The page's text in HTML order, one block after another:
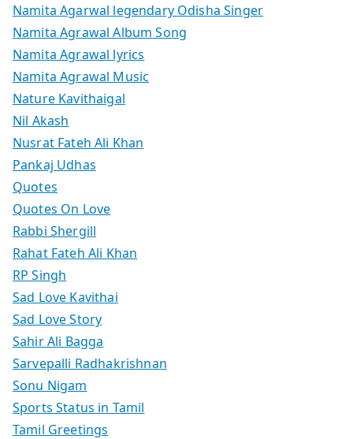
Namita Agarwal legendary Odisha Singer
Namita Agrawal Album Song
Namita Agrawal lyrics
Namita Agrawal Music
Nature Kavithaigal
Nil Akash
Nusrat Fateh Ali Khan
Pankaj Udhas
Quotes
Quotes On Love
Rabbi Shergill
Rahat Fateh Ali Khan
RP Singh
Sad Love Kavithai
Sad Love Story
Sahir Ali Bagga
Sarvepalli Radhakrishnan
Sonu Nigam
Sports Status in Tamil
Tamil Greetings